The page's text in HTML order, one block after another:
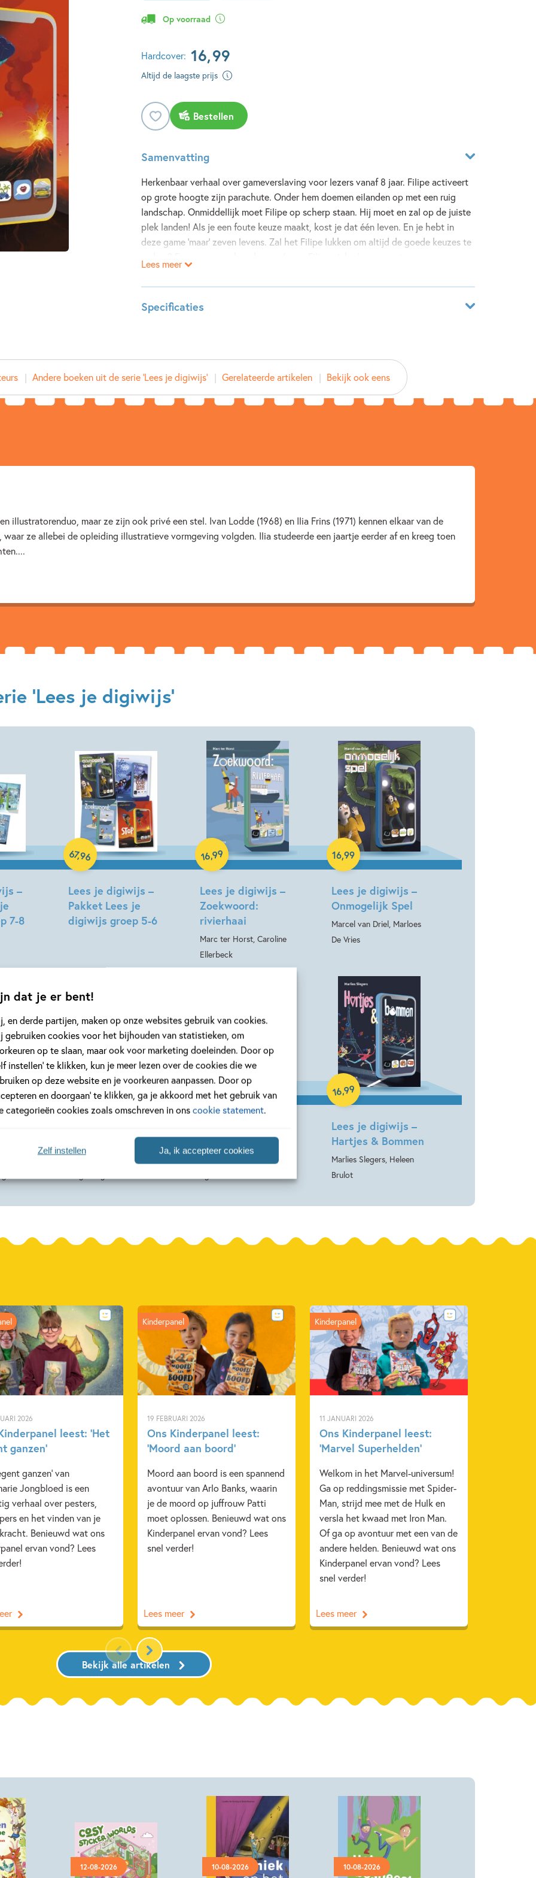
dat je er bent!
en derde partijen, maken op onze websites gebruik van cookies.
gebruiken cookies voor het bijhouden van statistieken, om
op te slaan, maar ook voor marketing doeleinden. Door op
instellen’ te klikken, kun je meer lezen over de cookies die we
op deze website en je voorkeuren aanpassen. Door op
en doorgaan’ te klikken, ga je akkoord met het gebruik van
categorieën cookies zoals omschreven in onscookie statement.
Ja, ik accepteer cookies
Zelf instellen
Op voorraad
Hardcover: 16,99
Altijd de laagste prijs
Bestellen
Samenvatting
Herkenbaar verhaal over gameverslaving voor lezers vanaf 8 jaar. Filipe activeert
op grote hoogte zijn parachute. Onder hem doemen eilanden op met een ruig
landschap. Onmiddellijk moet Filipe op scherp staan. Hij moet en zal op de juiste
plek landen! Als je een foute keuze maakt, kost je dat één leven. En je hebt in
deze game ‘maar’ zeven levens. Zal het Filipe lukken om altijd de goede keuzes te
hem?
In kaders staat uitleg van belangrijke begrippen over digitale geletterdheid, zodat
de lezer meer over dit onderwerp te weten komt.
Lees meer
Specificaties
Auteur(s):
Jørgen Hofmans
Kenmerken van dit boek
9 – 12 jaar Actie & avontuur
Andere boeken uit de serie 'Lees je digiwijs' Gerelateerde artikelen Bekijk ook eens
illustratorenduo, maar ze zijn ook privé een stel. Ivan Lodde (1968) en Ilia Frins (1971) kennen elkaar van de
waar ze allebei de opleiding illustratieve vormgeving volgden. Ilia studeerde een jaartje eerder af en kreeg toen
'Lees je digiwijs'
–
7-8
Lees je digiwijs –
Pakket Lees je
digiwijs groep 5-6
67,96
Samengesteld pakket
Lees je digiwijs –
Zoekwoord:
rivierhaai
Marc ter Horst, Caroline
Ellerbeck
16,99
Hardcover
Lees je digiwijs –
Onmogelijk Spel
Marcel van Driel, Marloes
De Vries
16,99
Hardcover
–
Caja Cazemier, Emma
16 99
Hardcover
Code WIFI
Monique van Hest, Els van
16, 99
Hardcover
Lees je digiwijs –
Hartjes & Bommen
Marlies Slegers, Heleen
Brulot
16,99
Hardcover
2026
leest: ‘Het
ganzen’
ganzen' van
Jongbloed is een
verhaal over pesters,
en het vinden van je
Benieuwd wat ons
ervan vond? Lees
19 FEBRUARI 2026
Ons Kinderpanel leest:
‘Moord aan boord’
Moord aan boord is een spannend
avontuur van Arlo Banks, waarin
je de moord op juffrouw Patti
moet oplossen. Benieuwd wat ons
Kinderpanel ervan vond? Lees
snel verder!
Kinderpanel
Lees meer
11 JANUARI 2026
Ons Kinderpanel leest:
‘Marvel Superhelden’
Welkom in het Marvel-universum!
Ga op reddingsmissie met Spider-
Man, strijd mee met de Hulk en
versla het kwaad met Iron Man.
Of ga op avontuur met een van de
andere helden. Benieuwd wat ons
Kinderpanel ervan vond? Lees
snel verder!
Kinderpanel
Lees meer
Bekijk alle artikelen
12-08-2026 10-08-2026 10-08-2026